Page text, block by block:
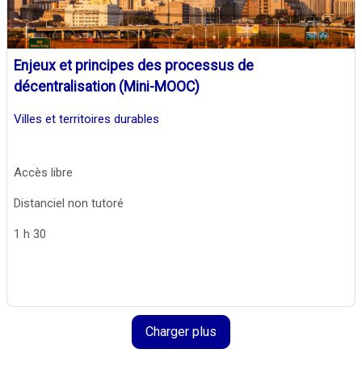
Enjeux et principes des processus de
décentralisation (Mini-MOOC)
Villes et territoires durables
Accès libre
Distanciel non tutoré
1 h 30
Charger plus